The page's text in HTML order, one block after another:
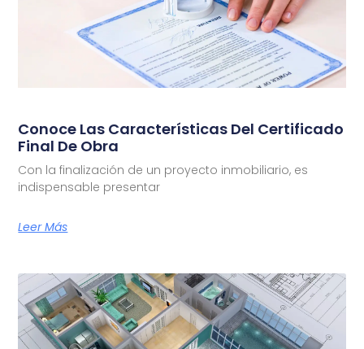
Conoce Las Características Del Certificado
Final De Obra
Con la finalización de un proyecto inmobiliario, es
indispensable presentar
Leer Más